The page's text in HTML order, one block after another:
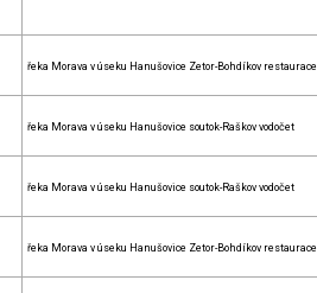
řeka Morava v úseku Hanušovice Zetor-Bohdíkov restaurace
řeka Morava v úseku Hanušovice soutok-Raškov vodočet
řeka Morava v úseku Hanušovice soutok-Raškov vodočet
řeka Morava v úseku Hanušovice Zetor-Bohdíkov restaurace